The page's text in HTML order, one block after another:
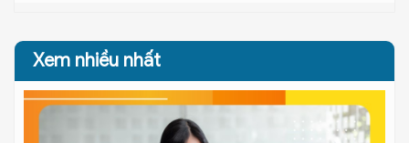
Xem nhiều nhất